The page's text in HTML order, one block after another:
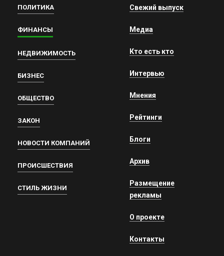
ПОЛИТИКА
ФИНАНСЫ
НЕДВИЖИМОСТЬ
БИЗНЕС
ОБЩЕСТВО
ЗАКОН
НОВОСТИ КОМПАНИЙ
ПРОИСШЕСТВИЯ
СТИЛЬ ЖИЗНИ
Свежий выпуск
Медиа
Кто есть кто
Интервью
Мнения
Рейтинги
Блоги
Архив
Размещение
рекламы
О проекте
Контакты